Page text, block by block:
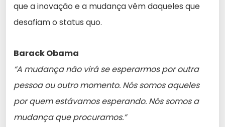
que a inovação e a mudança vêm daqueles que
desafiam o status quo.
Barack Obama
“A mudança não virá se esperarmos por outra
pessoa ou outro momento. Nós somos aqueles
por quem estávamos esperando. Nós somos a
mudança que procuramos.”